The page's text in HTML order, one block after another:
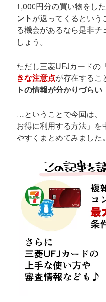
1,000円分の買い物をし
ントが返ってくるという
る機会があるなら是非
しょう。
ただし三菱UFJカードの
きな注意点が存在するこ
トの情報が分かりづらい
…ということで今回は、
お得に利用する方法」を
やすくまとめてみました。